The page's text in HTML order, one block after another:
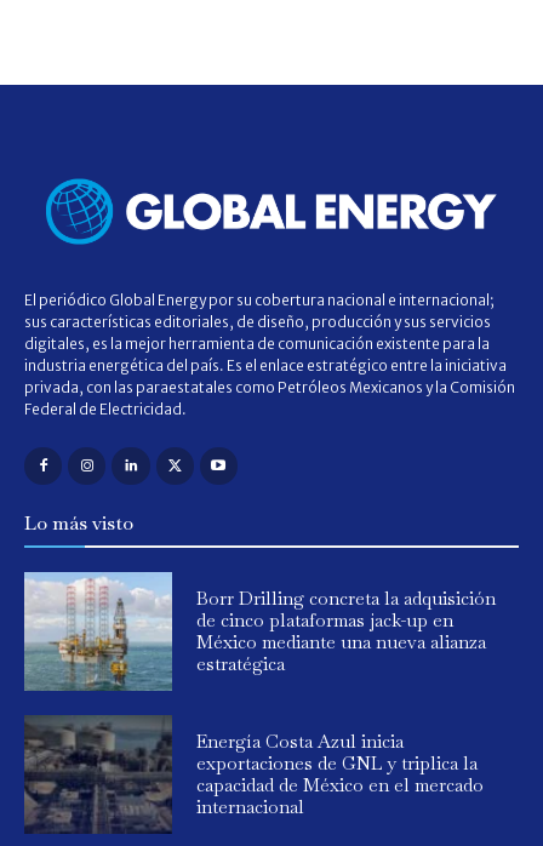
El periódico Global Energy por su cobertura nacional e internacional;
sus características editoriales, de diseño, producción y sus servicios
digitales, es la mejor herramienta de comunicación existente para la
industria energética del país. Es el enlace estratégico entre la iniciativa
privada, con las paraestatales como Petróleos Mexicanos y la Comisión
Federal de Electricidad.
Lo más visto
Borr Drilling concreta la adquisición
de cinco plataformas jack-up en
México mediante una nueva alianza
estratégica
Energía Costa Azul inicia
exportaciones de GNL y triplica la
capacidad de México en el mercado
internacional